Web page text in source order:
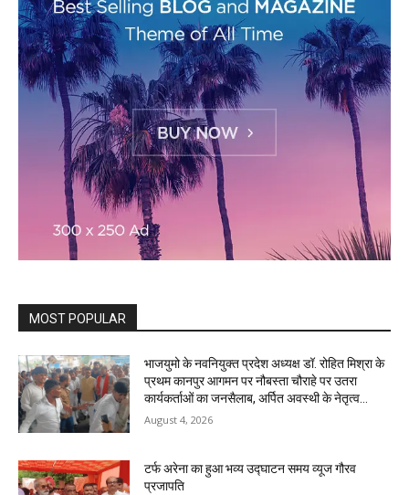
MOST POPULAR
भाजयुमो के नवनियुक्त प्रदेश अध्यक्ष डॉ. रोहित मिश्रा के
प्रथम कानपुर आगमन पर नौबस्ता चौराहे पर उतरा
कार्यकर्ताओं का जनसैलाब, अर्पित अवस्थी के नेतृत्व...
August 4, 2026
टर्फ अरेना का हुआ भव्य उद्घाटन समय व्यूज गौरव
प्रजापति